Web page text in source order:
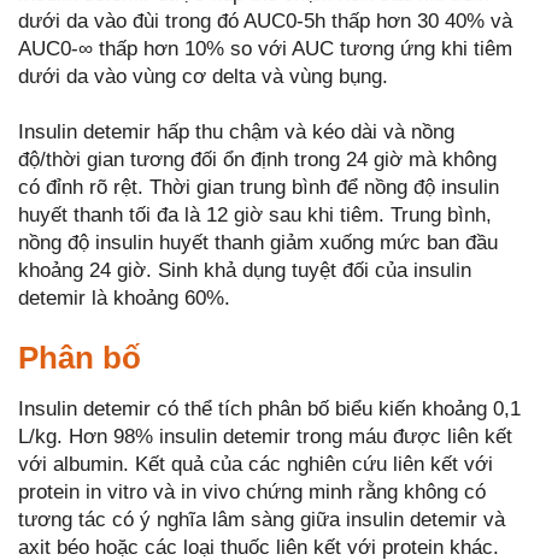
dưới da vào đùi trong đó AUC0-5h thấp hơn 30 40% và
AUC0-∞ thấp hơn 10% so với AUC tương ứng khi tiêm
dưới da vào vùng cơ delta và vùng bụng.
Insulin detemir hấp thu chậm và kéo dài và nồng
độ/thời gian tương đối ổn định trong 24 giờ mà không
có đỉnh rõ rệt. Thời gian trung bình để nồng độ insulin
huyết thanh tối đa là 12 giờ sau khi tiêm. Trung bình,
nồng độ insulin huyết thanh giảm xuống mức ban đầu
khoảng 24 giờ. Sinh khả dụng tuyệt đối của insulin
detemir là khoảng 60%.
Phân bố
Insulin detemir có thể tích phân bố biểu kiến khoảng 0,1
L/kg. Hơn 98% insulin detemir trong máu được liên kết
với albumin. Kết quả của các nghiên cứu liên kết với
protein in vitro và in vivo chứng minh rằng không có
tương tác có ý nghĩa lâm sàng giữa insulin detemir và
axit béo hoặc các loại thuốc liên kết với protein khác.